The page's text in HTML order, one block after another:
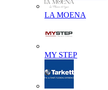
LA MOENA
MY STEP